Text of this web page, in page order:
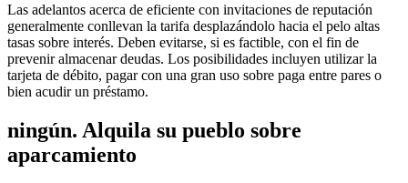
Las adelantos acerca de eficiente con invitaciones de reputación
generalmente conllevan la tarifa desplazándolo hacia el pelo altas
tasas sobre interés. Deben evitarse, si es factible, con el fin de
prevenir almacenar deudas. Los posibilidades incluyen utilizar la
tarjeta de débito, pagar con una gran uso sobre paga entre pares o
bien acudir un préstamo.
ningún. Alquila su pueblo sobre
aparcamiento